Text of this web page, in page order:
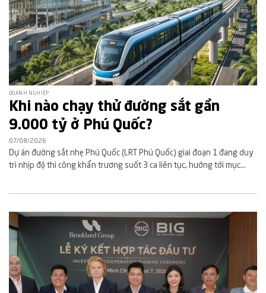
DOANH NGHIỆP
Khi nào chạy thử đường sắt gần
9.000 tỷ ở Phú Quốc?
07/08/2026
Dự án đường sắt nhẹ Phú Quốc (LRT Phú Quốc) giai đoạn 1 đang duy
trì nhịp độ thi công khẩn trương suốt 3 ca liên tục, hướng tới mục...